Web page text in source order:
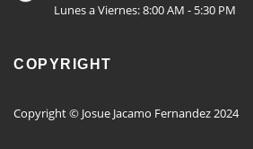
Lunes a Viernes: 8:00 AM - 5:30 PM
COPYRIGHT
Copyright © Josue Jacamo Fernandez 2024